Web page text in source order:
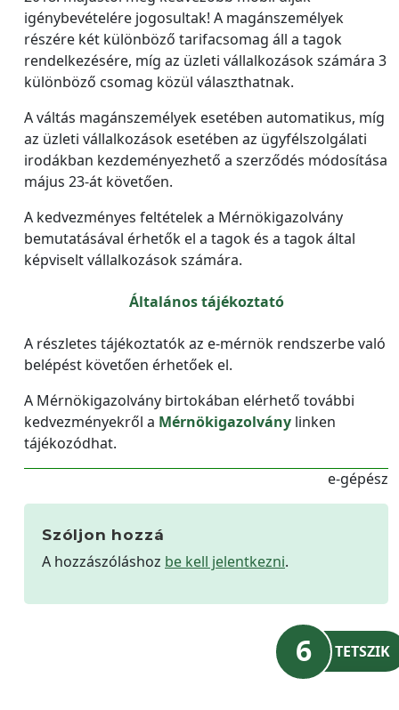
igénybevételére jogosultak! A magánszemélyek
részére két különböző tarifacsomag áll a tagok
rendelkezésére, míg az üzleti vállalkozások számára 3
különböző csomag közül választhatnak.
A váltás magánszemélyek esetében automatikus, míg
az üzleti vállalkozások esetében az ügyfélszolgálati
irodákban kezdeményezhető a szerződés módosítása
május 23-át követően.
A kedvezményes feltételek a Mérnökigazolvány
bemutatásával érhetők el a tagok és a tagok által
képviselt vállalkozások számára.
Általános tájékoztató
A részletes tájékoztatók az e-mérnök rendszerbe való
belépést követően érhetőek el.
A Mérnökigazolvány birtokában elérhető további
kedvezményekről a Mérnökigazolvány linken
tájékozódhat.
e-gépész
Szóljon hozzá
A hozzászóláshoz be kell jelentkezni.
6 TETSZIK